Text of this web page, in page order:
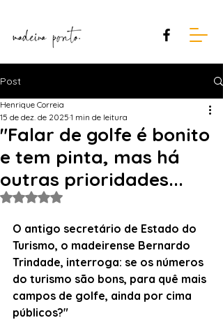
Post
"Falar de golfe é bonito
e tem pinta, mas há
outras prioridades...
Henrique Correia
15 de dez. de 2025 1 min de leitura
Avaliado com NaN de 5 estrelas.
O antigo secretário de Estado do
Turismo, o madeirense Bernardo
Trindade, interroga: se os números
do turismo são bons, para quê mais
campos de golfe, ainda por cima
públicos?"